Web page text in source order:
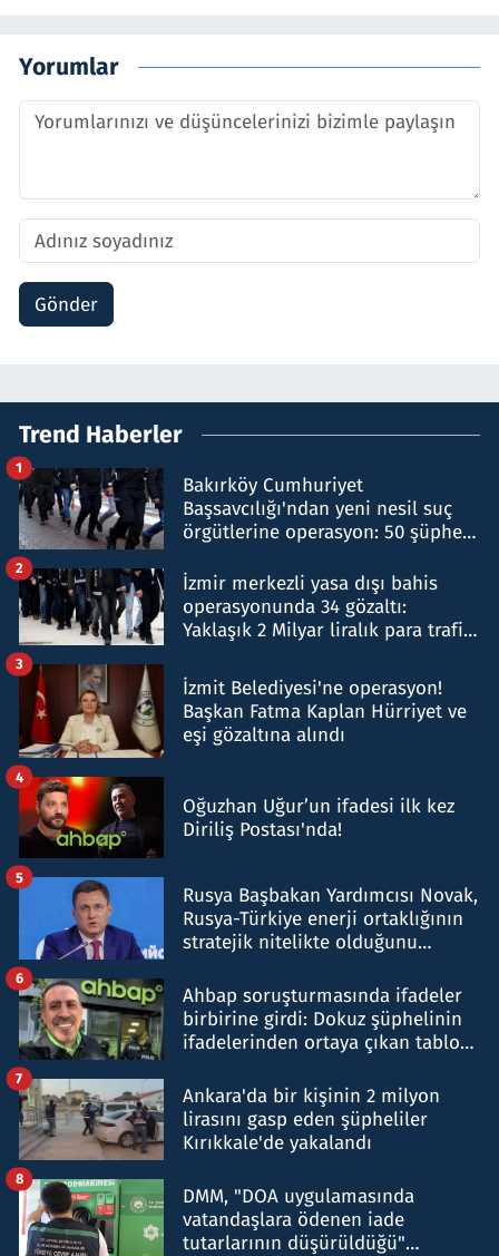
Yorumlar
Gönder
Trend Haberler
Bakırköy Cumhuriyet
Başsavcılığı'ndan yeni nesil suç
örgütlerine operasyon: 50 şüpheli
1
İzmir merkezli yasa dışı bahis
operasyonunda 34 gözaltı:
Yaklaşık 2 Milyar liralık para trafiği
2
İzmit Belediyesi'ne operasyon!
Başkan Fatma Kaplan Hürriyet ve
eşi gözaltına alındı
3
Oğuzhan Uğur’un ifadesi ilk kez
Diriliş Postası'nda!
4
Rusya Başbakan Yardımcısı Novak,
Rusya-Türkiye enerji ortaklığının
stratejik nitelikte olduğunu
5
Ahbap soruşturmasında ifadeler
birbirine girdi: Dokuz şüphelinin
ifadelerinden ortaya çıkan tablo
6
Ankara'da bir kişinin 2 milyon
lirasını gasp eden şüpheliler
Kırıkkale'de yakalandı
7
DMM, "DOA uygulamasında
vatandaşlara ödenen iade
tutarlarının düşürüldüğü"
8